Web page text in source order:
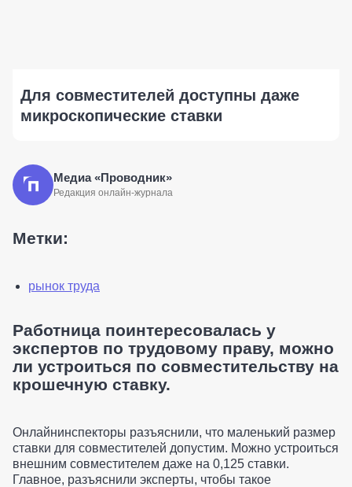
Для совместителей доступны даже
микроскопические ставки
Медиа «Проводник»
Редакция онлайн-журнала
Метки:
рынок труда
Работница поинтересовалась у
экспертов по трудовому праву, можно
ли устроиться по совместительству на
крошечную ставку.
Онлайнинспекторы разъяснили, что маленький размер
ставки для совместителей допустим. Можно устроиться
внешним совместителем даже на 0,125 ставки.
Главное, разъяснили эксперты, чтобы такое